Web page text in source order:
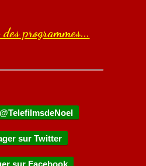
programmes...
sur Twitter
sur Facebook